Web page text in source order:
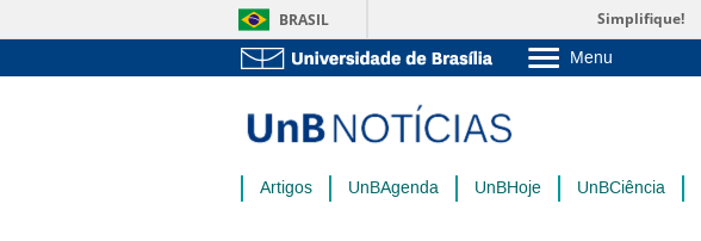
BRASIL Simplifique!
Menu
Pós-Graduação
Administração
Artigos UnBAgenda UnBHoje UnBCiência